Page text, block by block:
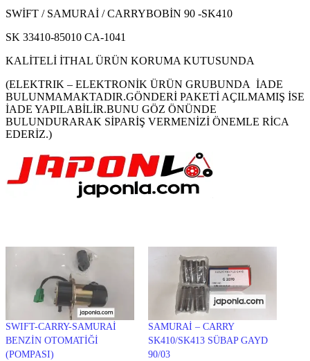
SWİFT / SAMURAİ / CARRYBOBİN 90 -SK410
SK 33410-85010 CA-1041
KALİTELİ İTHAL ÜRÜN KORUMA KUTUSUNDA
(ELEKTRIK – ELEKTRONİK ÜRÜN GRUBUNDA İADE
BULUNMAMAKTADIR.GÖNDERİ PAKETİ AÇILMAMIŞ İSE
İADE YAPILABİLİR.BUNU GÖZ ÖNÜNDE
BULUNDURARAK SİPARİŞ VERMENİZİ ÖNEMLE RİCA
EDERİZ.)
SWIFT-CARRY-SAMURAİ
BENZİN OTOMATİĞİ
(POMPASI)
SAMURAİ – CARRY
SK410/SK413 SÜBAP GAYD
90/03